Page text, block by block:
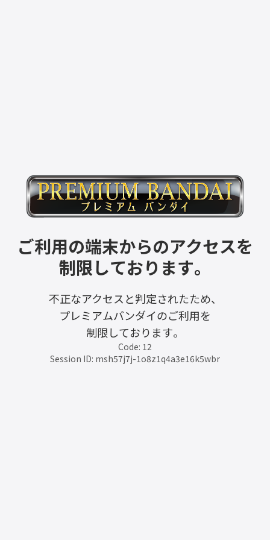
ご利用の端末からのアクセスを
制限しております。
不正なアクセスと判定されたため、
プレミアムバンダイのご利用を
制限しております。
Code: 12
Session ID: msh57j7j-1o8z1q4a3e16k5wbr